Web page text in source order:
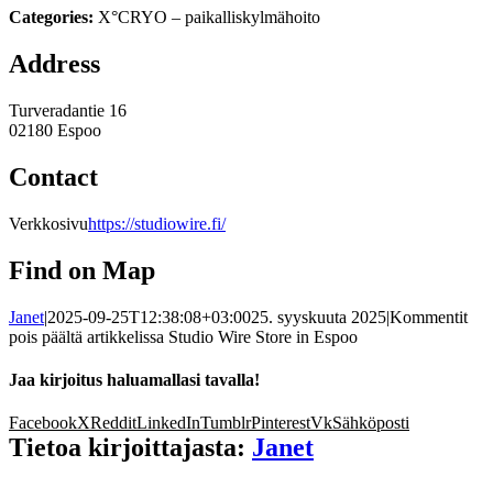
Categories: X°CRYO – paikalliskylmähoito
Address
Turveradantie 16
02180 Espoo
Contact
Verkkosivuhttps://studiowire.fi/
Find on Map
Janet|2025-09-25T12:38:08+03:0025. syyskuuta 2025|Kommentit
pois päältä artikkelissa Studio Wire Store in Espoo
Jaa kirjoitus haluamallasi tavalla!
FacebookXRedditLinkedInTumblrPinterestVkSähköposti
Tietoa kirjoittajasta: Janet